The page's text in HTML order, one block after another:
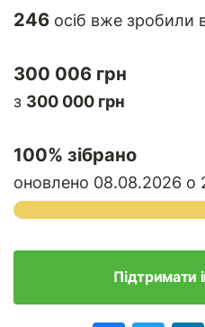
246 осіб вже зробили
300 006 грн
з 300 000 грн
100% зібрано
оновлено 08.08.2026 о
Підтримати